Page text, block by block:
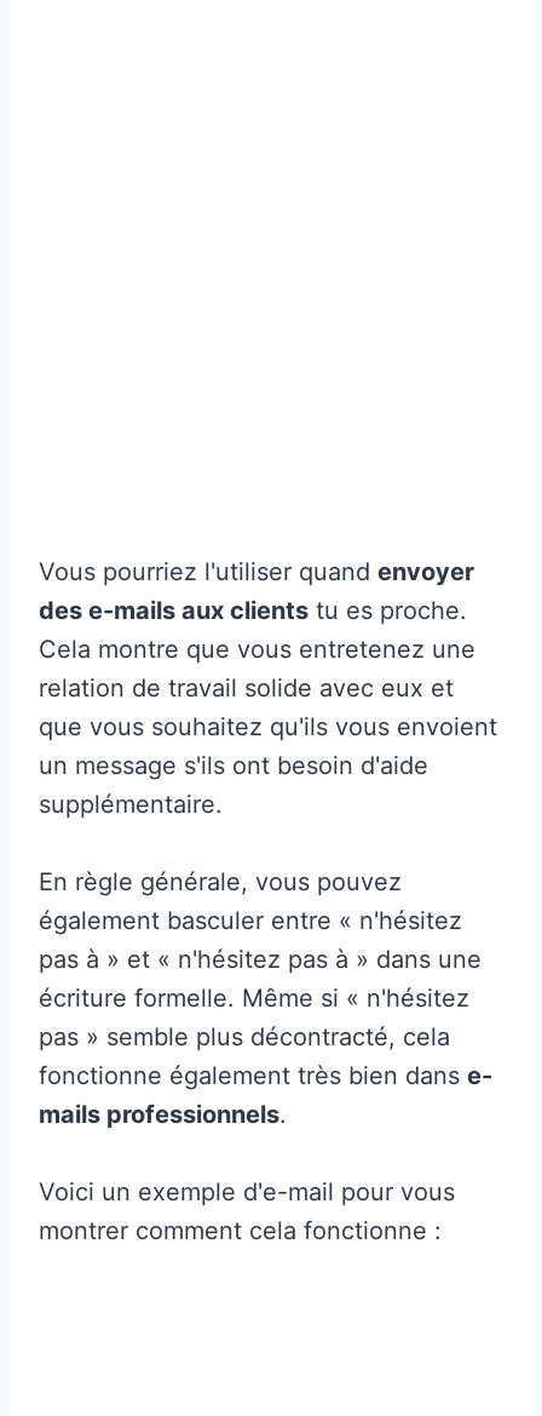
Vous pourriez l'utiliser quand envoyer
des e-mails aux clients tu es proche.
Cela montre que vous entretenez une
relation de travail solide avec eux et
que vous souhaitez qu'ils vous envoient
un message s'ils ont besoin d'aide
supplémentaire.
En règle générale, vous pouvez
également basculer entre « n'hésitez
pas à » et « n'hésitez pas à » dans une
écriture formelle. Même si « n'hésitez
pas » semble plus décontracté, cela
fonctionne également très bien dans e-
mails professionnels.
Voici un exemple d'e-mail pour vous
montrer comment cela fonctionne :